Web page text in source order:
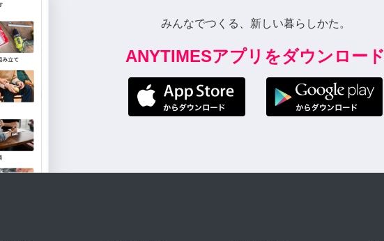
みんなでつくる、新しい暮らしかた。
ANYTIMESアプリをダウンロード